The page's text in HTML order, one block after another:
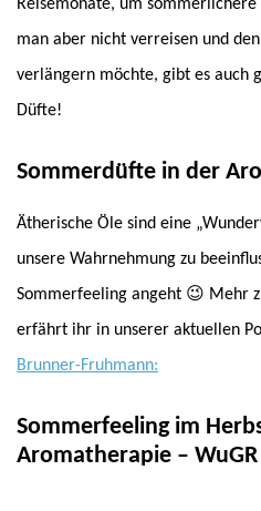
Reisemonate, um sommerlichere
man aber nicht verreisen und
verlängern möchte, gibt es auch
Düfte!
Sommerdüfte in der
Ätherische Öle sind eine
unsere Wahrnehmung zu
Sommerfeeling angeht 😉 Mehr
erfährt ihr in unserer aktuellen
Brunner-Fruhmann:
Sommerfeeling im
Aromatherapie –